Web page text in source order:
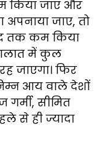
किया जाए और
अपनाया जाए, तो
तक कम किया
में कुल
जाएगा। फिर
आय वाले देशों
गर्मी, सीमित
से ही ज्यादा